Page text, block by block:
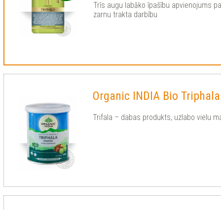
Trīs augu labāko īpašību apvienojums
zarnu trakta darbību
Organic INDIA Bio
Trifala – dabas produkts, uzlabo vielu